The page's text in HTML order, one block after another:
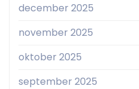
december 2025
november 2025
oktober 2025
september 2025